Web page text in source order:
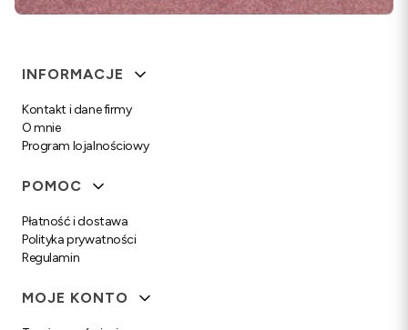
Linki w stopce
INFORMACJE
Kontakt i dane firmy
O mnie
Program lojalnościowy
POMOC
Płatność i dostawa
Polityka prywatności
Regulamin
MOJE KONTO